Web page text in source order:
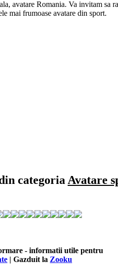
avatare Romania. Va invitam sa
mai frumoase avatare din sport.
categoria Avatare
- informatii utile pentru
| Gazduit la Zooku